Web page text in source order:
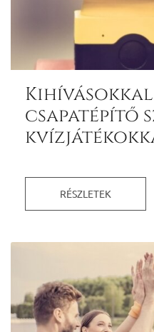
csapatépítő
RÉSZLETEK